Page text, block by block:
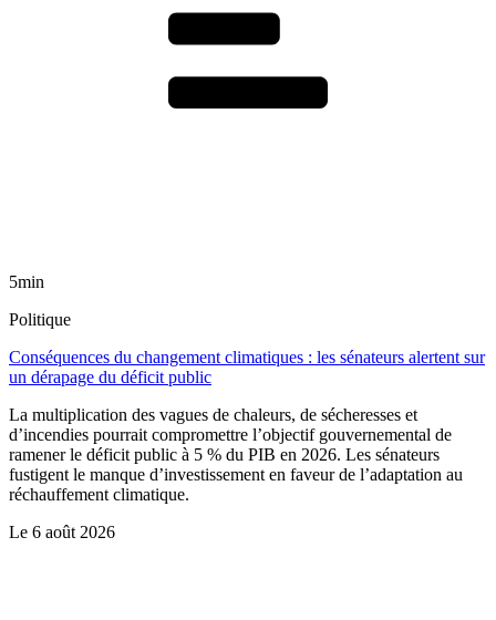
5min
Politique
Conséquences du changement climatiques : les sénateurs alertent sur
un dérapage du déficit public
La multiplication des vagues de chaleurs, de sécheresses et
d’incendies pourrait compromettre l’objectif gouvernemental de
ramener le déficit public à 5 % du PIB en 2026. Les sénateurs
fustigent le manque d’investissement en faveur de l’adaptation au
réchauffement climatique.
Le 6 août 2026